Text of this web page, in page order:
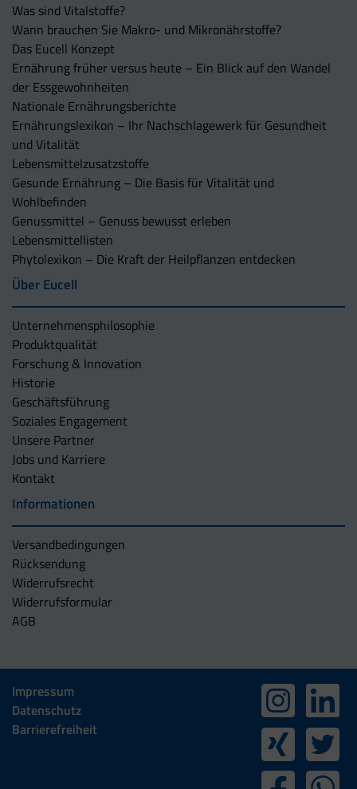
Was sind Vitalstoffe?
Wann brauchen Sie Makro- und Mikronährstoffe?
Das Eucell Konzept
Ernährung früher versus heute – Ein Blick auf den Wandel
der Essgewohnheiten
Nationale Ernährungsberichte
Ernährungslexikon – Ihr Nachschlagewerk für Gesundheit
und Vitalität
Lebensmittelzusatzstoffe
Gesunde Ernährung – Die Basis für Vitalität und
Wohlbefinden
Genussmittel – Genuss bewusst erleben
Lebensmittellisten
Phytolexikon – Die Kraft der Heilpflanzen entdecken
Über Eucell
Unternehmens­philosophie
Produktqualität
Forschung & Innovation
Historie
Geschäftsführung
Soziales Engagement
Unsere Partner
Jobs und Karriere
Kontakt
Informationen
Versandbedingungen
Rücksendung
Widerrufsrecht
Widerrufsformular
AGB
Impressum
Datenschutz
Barrierefreiheit